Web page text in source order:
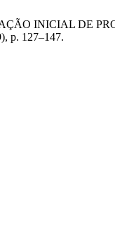
INICIAL DE
p. 127–147.